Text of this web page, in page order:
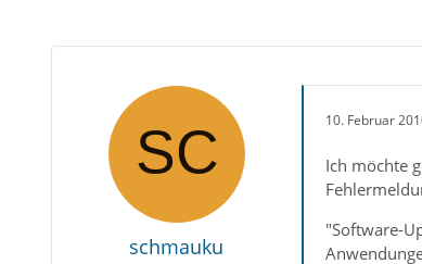
schmauku
10. Februar
Ich möchte
"Software-